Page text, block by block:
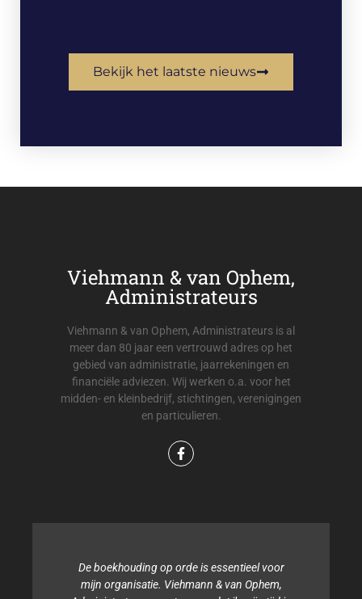
Bekijk het laatste nieuws
Viehmann & van Ophem,
Administrateurs
Viehmann & van Ophem, Administrateurs is al
meer dan 80 jaar een vertrouwd adres op het
gebied van administratie, jaarrekeningen en
financiële adviezen. Wij werken o.a. voor het
midden- en kleinbedrijf, stichtingen, verenigingen
en particulieren.
De boekhouding op orde is essentieel voor
mijn organisatie. Viehmann & van Ophem,